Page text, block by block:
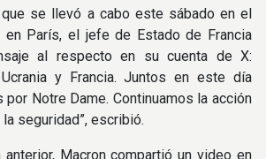
que se llevó a cabo este sábado en el
en París, el jefe de Estado de Francia
al respecto en su cuenta de X:
y Francia. Juntos en este día
por Notre Dame. Continuamos la acción
seguridad”, escribió.
anterior, Macron compartió un video en